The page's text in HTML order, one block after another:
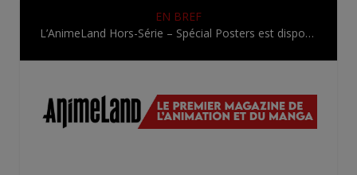
EN BREF
L’AnimeLand Hors-Série – Spécial Posters est disponible !